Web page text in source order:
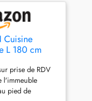
Cuisine
L 180 cm
travail - Gris
prise de RDV
l'immeuble
pied de